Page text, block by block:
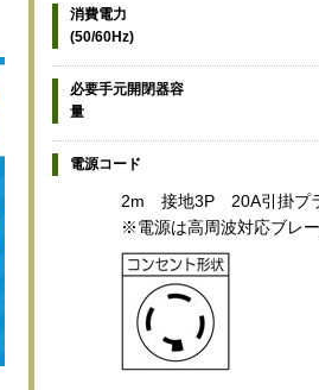
消費電力
(50/60Hz)
必要手元開閉器容
量
電源コード
2m 接地3P 20A引掛プ
※電源は高周波対応ブレ